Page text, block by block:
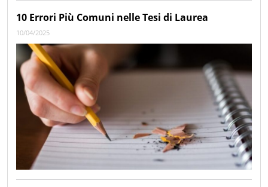
10 Errori Più Comuni nelle Tesi di Laurea
10/04/2025